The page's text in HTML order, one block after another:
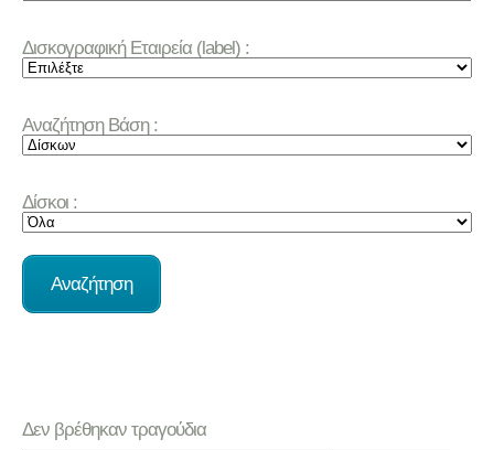
Δισκογραφική Εταιρεία (label) :
Αναζήτηση Βάση :
Δίσκοι :
Δεν βρέθηκαν τραγούδια